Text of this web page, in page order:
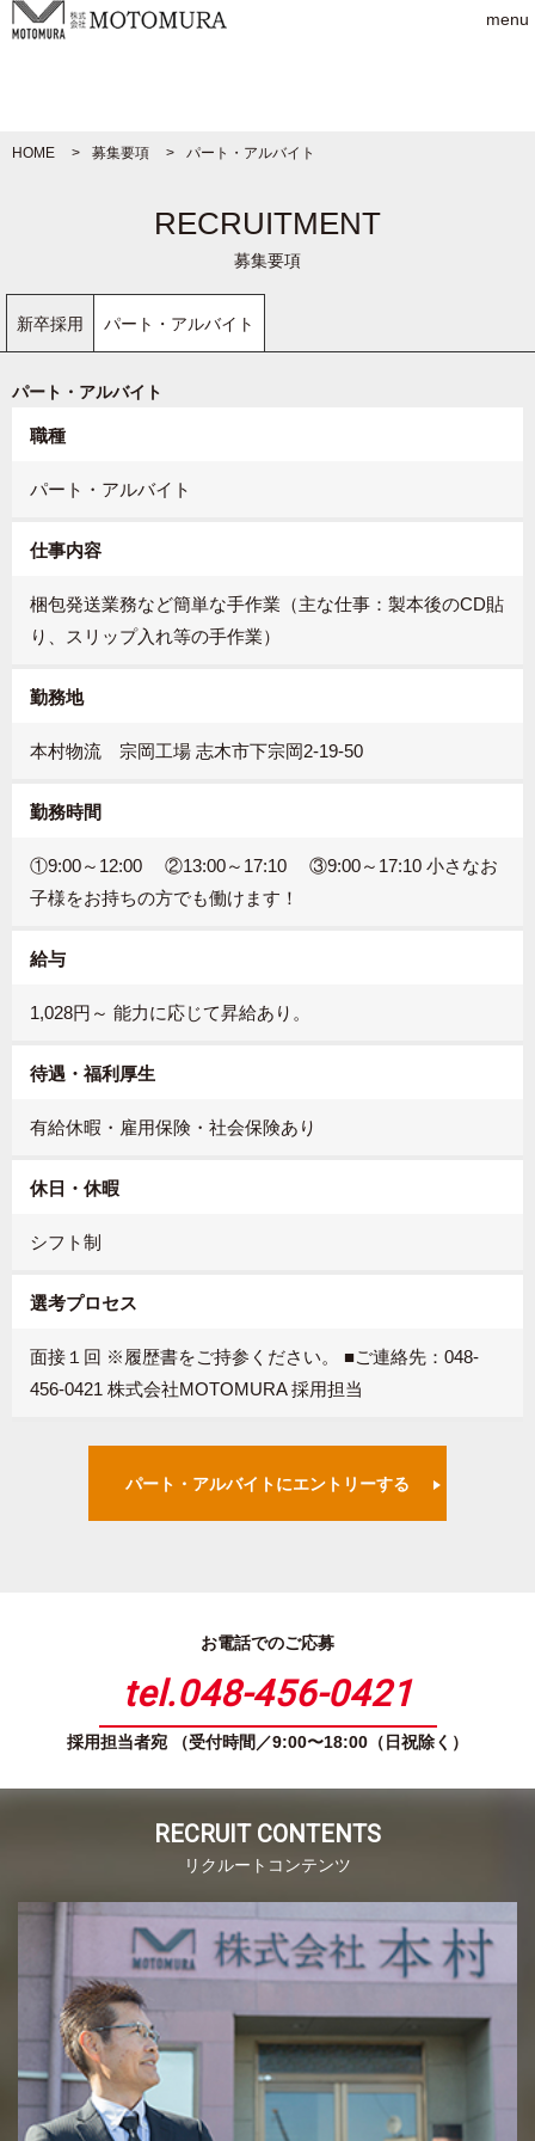
menu
HOME 募集要項 パート・アルバイト
RECRUITMENT
募集要項
新卒採用 パート・アルバイト
パート・アルバイト
職種
パート・アルバイト
仕事内容
梱包発送業務など簡単な手作業（主な仕事：製本後のCD貼
り、スリップ入れ等の手作業）
勤務地
本村物流 宗岡工場 志木市下宗岡2-19-50
勤務時間
①9:00～12:00 ②13:00～17:10 ③9:00～17:10 小さなお
子様をお持ちの方でも働けます！
給与
1,028円～ 能力に応じて昇給あり。
待遇・福利厚生
有給休暇・雇用保険・社会保険あり
休日・休暇
シフト制
選考プロセス
面接１回 ※履歴書をご持参ください。 ■ご連絡先：048-
456-0421 株式会社MOTOMURA 採用担当
パート・アルバイトにエントリーする
お電話でのご応募
tel.048-456-0421
採用担当者宛 （受付時間／9:00〜18:00（日祝除く）
RECRUIT CONTENTS
リクルートコンテンツ